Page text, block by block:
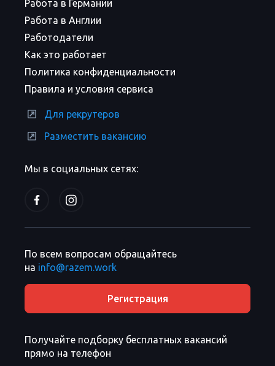
Мы в социальных сетях:
Работа в Германии
Работа в Англии
Работодатели
Как это работает
Политика конфиденциальности
Правила и условия сервиса
Для рекрутеров
Разместить вакансию
По всем вопросам обращайтесь
на info@razem.work
Регистрация
Получайте подборку бесплатных вакансий
прямо на телефон